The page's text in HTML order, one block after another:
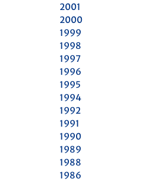
2001
2000
1999
1998
1997
1996
1995
1994
1992
1991
1990
1989
1988
1986